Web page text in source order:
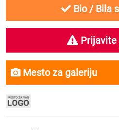
Bio / Bila
Prijavite
Mesto za galeriju